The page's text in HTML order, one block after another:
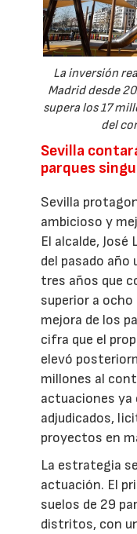
La inversión
Madrid desde
supera los 17
del
Sevilla
parques
Sevilla
ambicioso y
El alcalde,
del pasado
tres años que
superior a ocho
mejora de los
cifra que el
elevó
millones al
actuaciones
adjudicados,
proyectos en
La estrategia
actuación. El
suelos de 29
distritos, con